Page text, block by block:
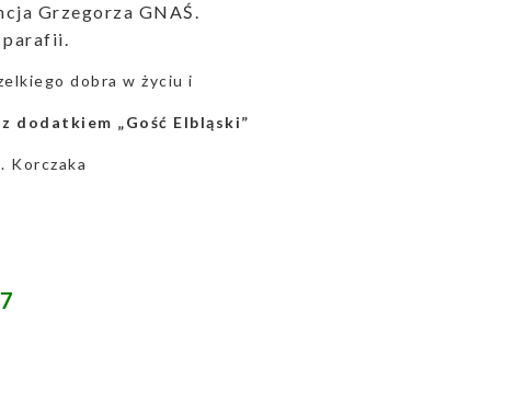
Grzegorza GNAŚ.
parafii.
dobra w życiu i
z dodatkiem „Gość Elbląski”
Korczaka